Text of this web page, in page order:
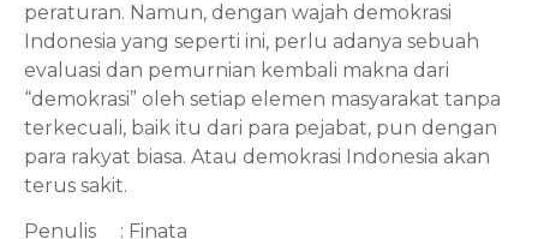
peraturan. Namun, dengan wajah demokrasi
Indonesia yang seperti ini, perlu adanya sebuah
evaluasi dan pemurnian kembali makna dari
“demokrasi” oleh setiap elemen masyarakat tanpa
terkecuali, baik itu dari para pejabat, pun dengan
para rakyat biasa. Atau demokrasi Indonesia akan
terus sakit.
Penulis
: Finata